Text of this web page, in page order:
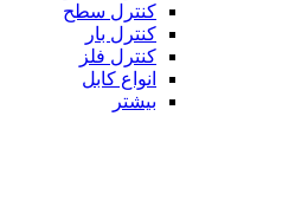
کنترل سطح
کنترل بار
کنترل فلز
انواع کابل
بیشتر